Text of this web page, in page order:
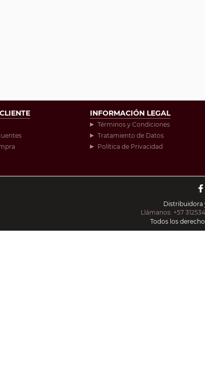
INFORMACIÓN LEGAL
Términos y Condiciones
Tratamiento de Datos
Política de Privacidad
Distribuidora
Llámanos: +57
Todos los